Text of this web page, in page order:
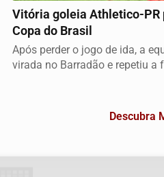
Vitória goleia Athletico-PR
Copa do Brasil
Após perder o jogo de ida, a
virada no Barradão e repetiu a
Descubra